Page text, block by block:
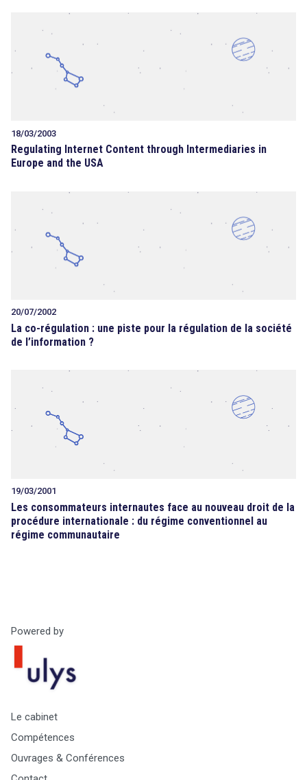
18/03/2003
Regulating Internet Content through Intermediaries in
Europe and the USA
20/07/2002
La co-régulation : une piste pour la régulation de la société
de l’information ?
19/03/2001
Les consommateurs internautes face au nouveau droit de la
procédure internationale : du régime conventionnel au
régime communautaire
Powered by
Le cabinet
Compétences
Ouvrages & Conférences